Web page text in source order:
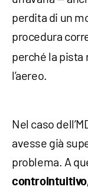
perdita di un
procedura
perché la pista
l’aereo.
Nel caso
avesse già
problema. A